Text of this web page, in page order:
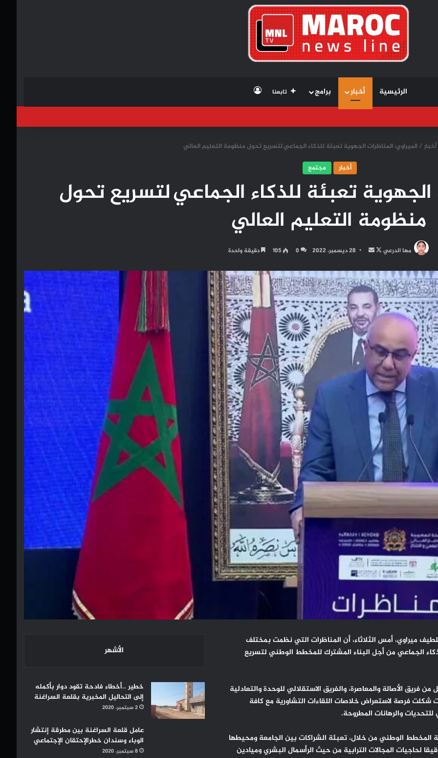
الرئيسية أخبار برامج تابعنا تسجيل الدخول
أخبار/ الميراوي: المناظرات الجهوية تعبئة للذكاء الجماعي لتسريع تحول منظومة التعليم العالي
أخبار
مجتمع
الجهوية تعبئة للذكاء الجماعي لتسريع تحول
منظومة التعليم العالي
مها الدرعي
تابع
X
أرسل
إلكترونيا
28 ديسمبر، 2022 0
105 دقيقة واحدة
ميراوي، أمس الثلاثاء، أن المناظرات التي نظمت بمختلف
الجماعي من أجل البناء المشترك للمخطط الوطني لتسريع
الأصالة والمعاصرة، والفريق الاستقلالي للوحدة والتعادلية
شكلت فرصة لاستعراض خلاصات اللقاءات التشاورية مع كافة
والرهانات المطروحة.
الوطني من خلال، تعبئة الشراكات بين الجامعة ومحيطها
لحاجيات المجالات الترابية من حيث الرأسمال البشري وميادين
الأشهر
خطير ..أخطاء فادحة تقود دوار بأكمله
إلى التحاليل المخبرية بقلعة السراغنة
2 سبتمبر، 2020
عامل قلعة السراغنة بين مطرقة إنتشار
الوباء وسندان خطرالإحتقان الإجتماعي
8 سبتمبر، 2020